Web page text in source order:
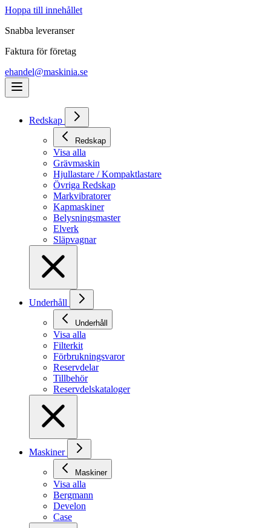
Hoppa till innehållet
Snabba leveranser
Faktura för företag
ehandel@maskinia.se
Redskap
Redskap
Visa alla
Grävmaskin
Hjullastare / Kompaktlastare
Övriga Redskap
Markvibratorer
Kapmaskiner
Belysningsmaster
Elverk
Släpvagnar
Underhåll
Underhåll
Visa alla
Filterkit
Förbrukningsvaror
Reservdelar
Tillbehör
Reservdelskataloger
Maskiner
Maskiner
Visa alla
Bergmann
Develon
Case